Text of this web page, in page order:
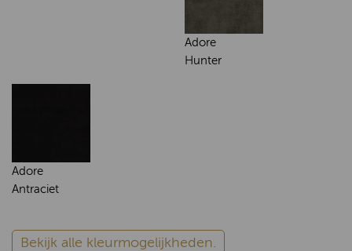
Adore
Hunter
Adore
Antraciet
Bekijk alle kleurmogelijkheden.